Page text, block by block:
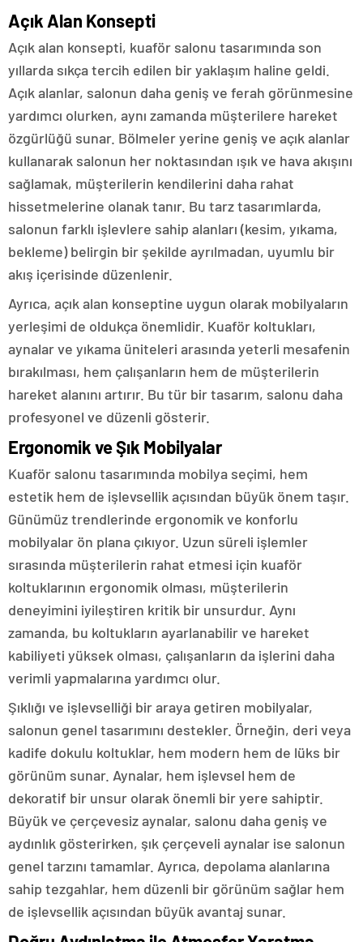
Açık Alan Konsepti
Açık alan konsepti, kuaför salonu tasarımında son
yıllarda sıkça tercih edilen bir yaklaşım haline geldi.
Açık alanlar, salonun daha geniş ve ferah görünmesine
yardımcı olurken, aynı zamanda müşterilere hareket
özgürlüğü sunar. Bölmeler yerine geniş ve açık alanlar
kullanarak salonun her noktasından ışık ve hava akışını
sağlamak, müşterilerin kendilerini daha rahat
hissetmelerine olanak tanır. Bu tarz tasarımlarda,
salonun farklı işlevlere sahip alanları (kesim, yıkama,
bekleme) belirgin bir şekilde ayrılmadan, uyumlu bir
akış içerisinde düzenlenir.
Ayrıca, açık alan konseptine uygun olarak mobilyaların
yerleşimi de oldukça önemlidir. Kuaför koltukları,
aynalar ve yıkama üniteleri arasında yeterli mesafenin
bırakılması, hem çalışanların hem de müşterilerin
hareket alanını artırır. Bu tür bir tasarım, salonu daha
profesyonel ve düzenli gösterir.
Ergonomik ve Şık Mobilyalar
Kuaför salonu tasarımında mobilya seçimi, hem
estetik hem de işlevsellik açısından büyük önem taşır.
Günümüz trendlerinde ergonomik ve konforlu
mobilyalar ön plana çıkıyor. Uzun süreli işlemler
sırasında müşterilerin rahat etmesi için kuaför
koltuklarının ergonomik olması, müşterilerin
deneyimini iyileştiren kritik bir unsurdur. Aynı
zamanda, bu koltukların ayarlanabilir ve hareket
kabiliyeti yüksek olması, çalışanların da işlerini daha
verimli yapmalarına yardımcı olur.
Şıklığı ve işlevselliği bir araya getiren mobilyalar,
salonun genel tasarımını destekler. Örneğin, deri veya
kadife dokulu koltuklar, hem modern hem de lüks bir
görünüm sunar. Aynalar, hem işlevsel hem de
dekoratif bir unsur olarak önemli bir yere sahiptir.
Büyük ve çerçevesiz aynalar, salonu daha geniş ve
aydınlık gösterirken, şık çerçeveli aynalar ise salonun
genel tarzını tamamlar. Ayrıca, depolama alanlarına
sahip tezgahlar, hem düzenli bir görünüm sağlar hem
de işlevsellik açısından büyük avantaj sunar.